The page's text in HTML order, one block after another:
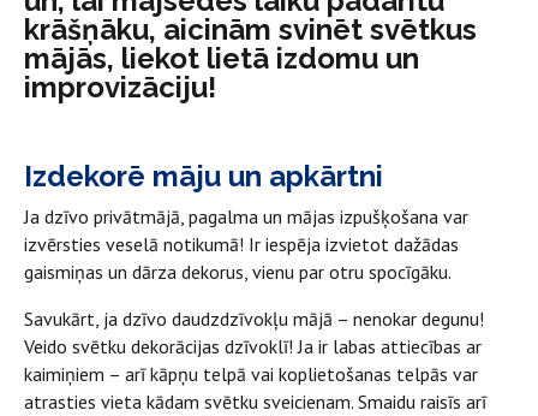
krāšņāku, aicinām svinēt svētkus
mājās, liekot lietā izdomu un
improvizāciju!
Izdekorē māju un apkārtni
Ja dzīvo privātmājā, pagalma un mājas izpušķošana var
izvērsties veselā notikumā! Ir iespēja izvietot dažādas
gaismiņas un dārza dekorus, vienu par otru spocīgāku.
Savukārt, ja dzīvo daudzdzīvokļu mājā – nenokar degunu!
Veido svētku dekorācijas dzīvoklī! Ja ir labas attiecības ar
kaimiņiem – arī kāpņu telpā vai koplietošanas telpās var
atrasties vieta kādam svētku sveicienam. Smaidu raisīs arī